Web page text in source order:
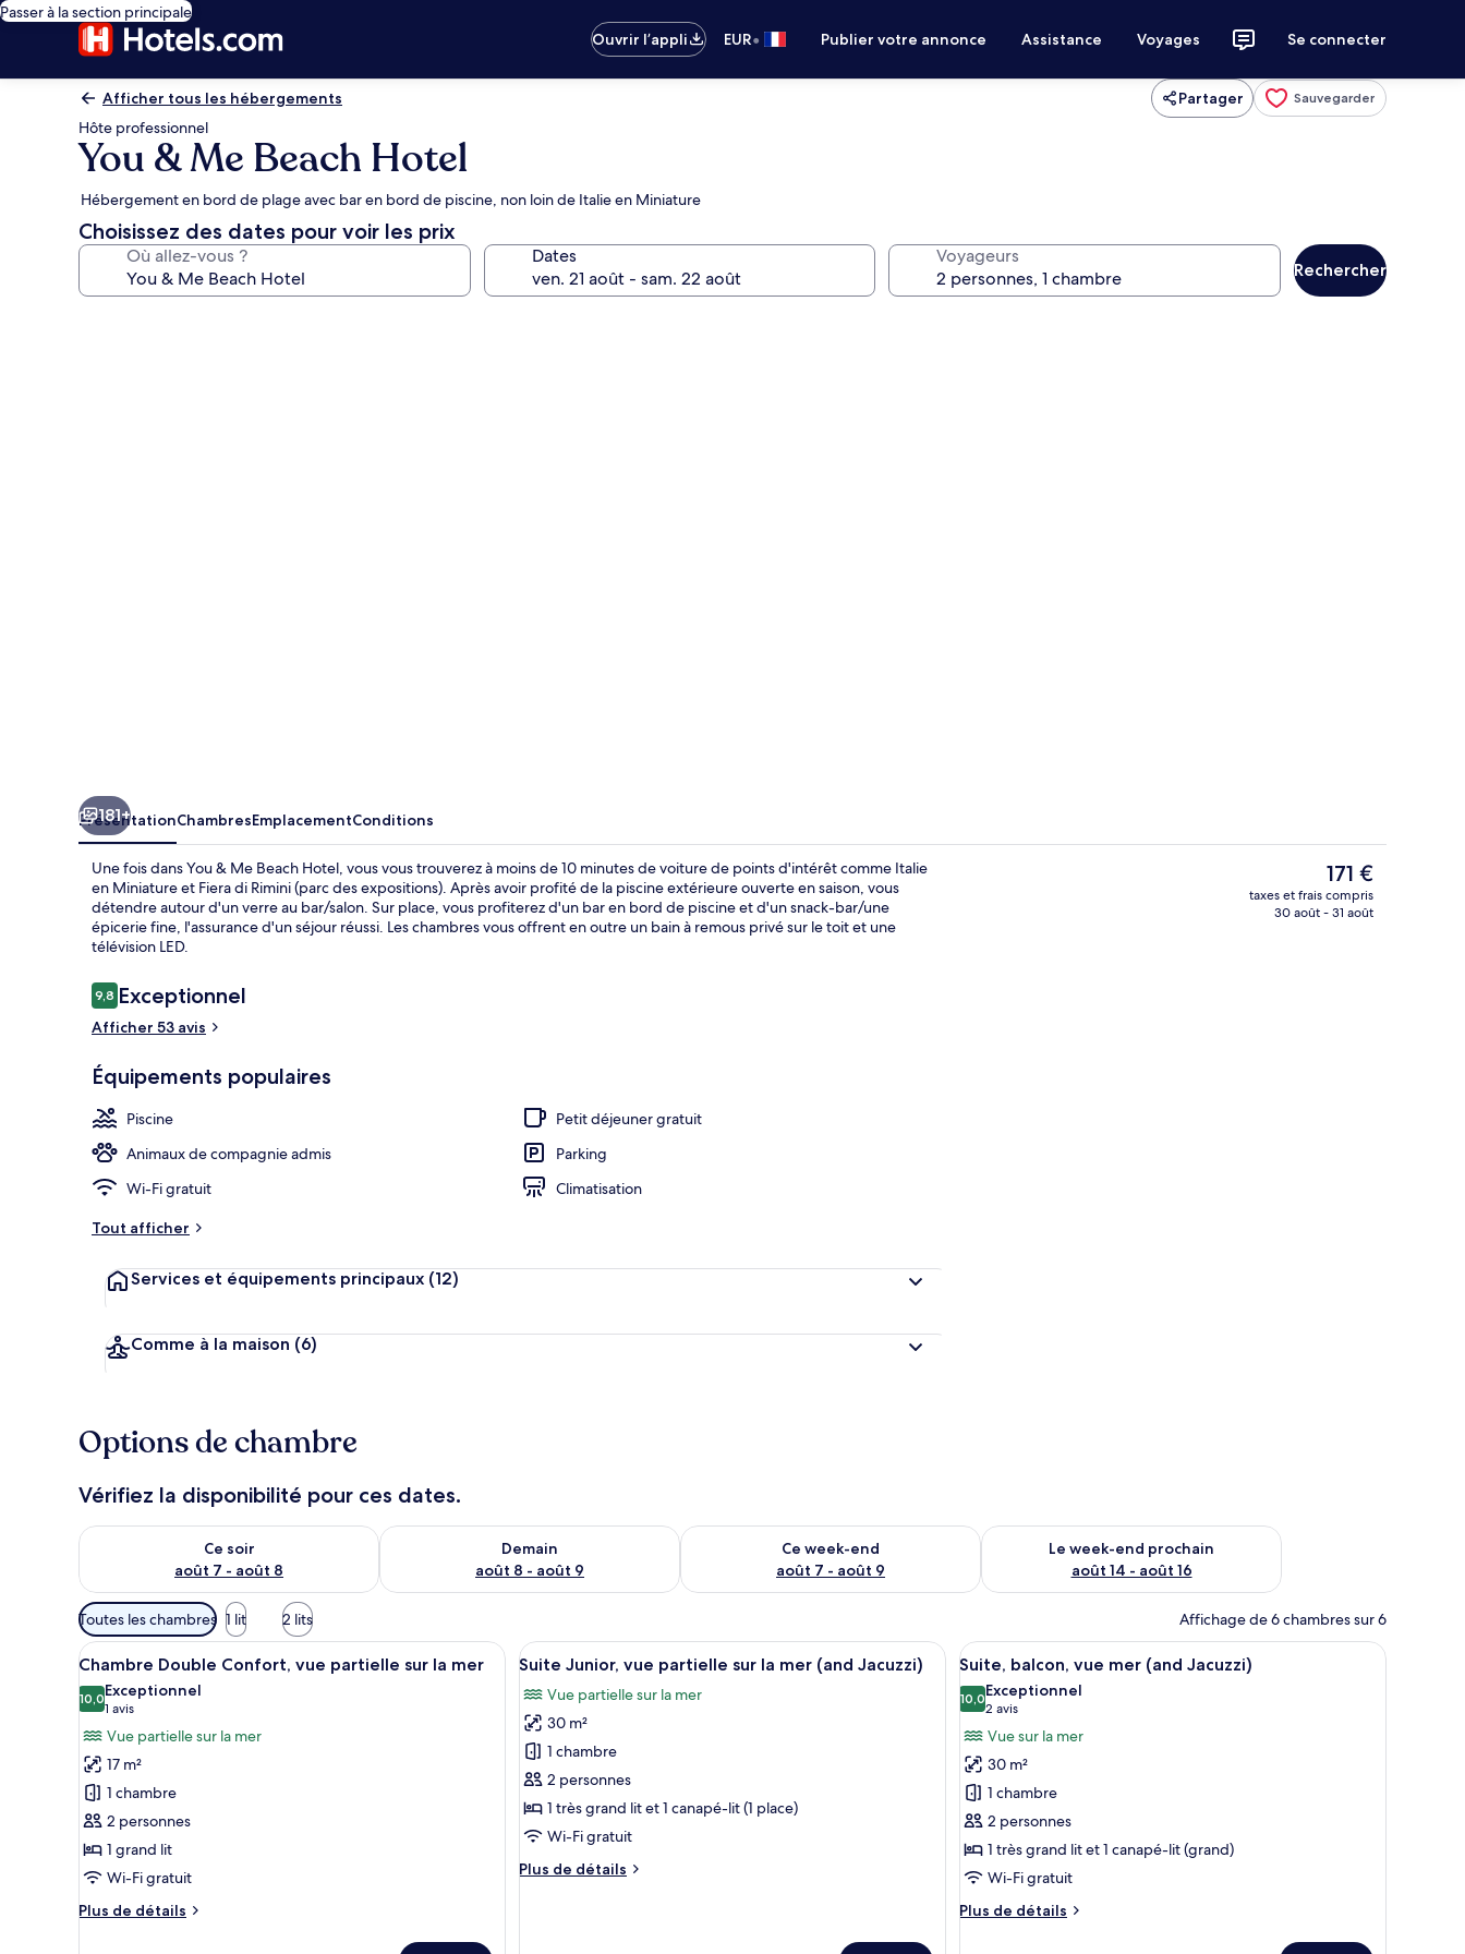
Passer à la section principale
Ouvrir l’appli
EUR• Publier votre annonce Assistance Voyages Se connecter
Afficher tous les hébergements Partager Sauvegarder
Hôte professionnel
You & Me Beach Hotel
Hébergement en bord de plage avec bar en bord de piscine, non loin de Italie en Miniature
Choisissez des dates pour voir les prix
Où allez-vous ? Dates Voyageurs
Rechercher
Petit déjeuner buffet compris tous les jours
181+
PrésentationChambresEmplacementConditions
Une fois dans You & Me Beach Hotel, vous vous trouverez à moins de 10 minutes de voiture de points d'intérêt comme Italie
en Miniature et Fiera di Rimini (parc des expositions). Après avoir profité de la piscine extérieure ouverte en saison, vous
détendre autour d'un verre au bar/salon. Sur place, vous profiterez d'un bar en bord de piscine et d'un snack-bar/une
épicerie fine, l'assurance d'un séjour réussi. Les chambres vous offrent en outre un bain à remous privé sur le toit et une
télévision LED.
Avis
voyageurs
9,89,8 sur 10
Exceptionnel
Afficher 53 avis
Équipements populaires
Piscine
Petit déjeuner gratuit
Animaux de compagnie admis
Parking
Wi-Fi gratuit
Climatisation
Tout afficher
Services et équipements principaux (12)
Comme à la maison (6)
Le
prix
actuel
171 €
taxes et frais compris
30 août - 31 août
Options de chambre
Vérifiez la disponibilité pour ces dates.
Ce soir
août 7 - août 8
Vérifier la disponibilité pour ce soir août 7 - août 8
Demain
août 8 - août 9
Vérifier la disponibilité pour demain août 8 - août 9
Ce week-end
août 7 - août 9
Vérifier la disponibilité pour ce week-end août 7 - août 9
Le week-end prochain
août 14 - août 16
Vérifier la disponibilité pour le week-end prochain août 14 -
Filtres
disponibles
pour
les
chambres
Toutes les chambres 1 lit 2 lits Affichage de 6 chambres sur 6
Afficher
toutes
les
photos
pour
ce
type
de
chambre :
Chambre
Double
Une chambre d’hôtel avec un lit, des oreillers, une table de chevet, une plante en pot et une vue sur la mer.
6
Chambre Double Confort, vue partielle sur la mer
10,010,0 sur 10
Exceptionnel
1 avis
(1 avis)
Vue partielle sur la mer
17 m²
1 chambre
2 personnes
1 grand lit
Wi-Fi gratuit
Plus de détails
Plus
Afficher
toutes
les
photos
pour
ce
type
de
chambre :
Suite
Une chambre d’hôtel moderne, dotée d’un grand lit, d’un bureau et d’une chaise.
7
Suite Junior, vue partielle sur la mer (and Jacuzzi)
Vue partielle sur la mer
30 m²
1 chambre
2 personnes
1 très grand lit et 1 canapé-lit (1 place)
Wi-Fi gratuit
Plus de détails
Plus
Afficher
toutes
les
photos
pour
ce
type
de
chambre :
Suite,
balcon,
Une chambre d’hôtel dotée d’un grand lit,
10
Suite, balcon, vue mer (and Jacuzzi)
10,010,0 sur 10
Exceptionnel
2 avis
(2 avis)
Vue sur la mer
30 m²
1 chambre
2 personnes
1 très grand lit et 1 canapé-lit (grand)
Wi-Fi gratuit
Plus de détails
Plus